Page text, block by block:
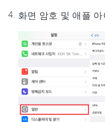
화면 암호 및 애플